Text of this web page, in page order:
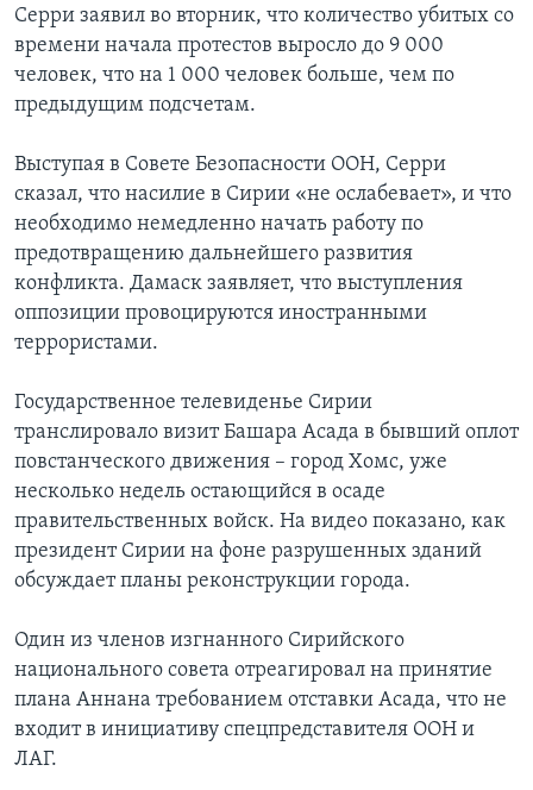
Серри заявил во вторник, что количество убитых со
времени начала протестов выросло до 9 000
человек, что на 1 000 человек больше, чем по
предыдущим подсчетам.
Выступая в Совете Безопасности ООН, Серри
сказал, что насилие в Сирии «не ослабевает», и что
необходимо немедленно начать работу по
предотвращению дальнейшего развития
конфликта. Дамаск заявляет, что выступления
оппозиции провоцируются иностранными
террористами.
Государственное телевиденье Сирии
транслировало визит Башара Асада в бывший оплот
повстанческого движения – город Хомс, уже
несколько недель остающийся в осаде
правительственных войск. На видео показано, как
президент Сирии на фоне разрушенных зданий
обсуждает планы реконструкции города.
Один из членов изгнанного Сирийского
национального совета отреагировал на принятие
плана Аннана требованием отставки Асада, что не
входит в инициативу спецпредставителя ООН и
ЛАГ.